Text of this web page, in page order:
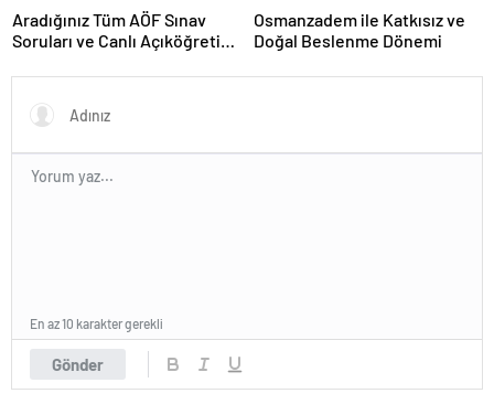
Aradığınız Tüm AÖF Sınav
Soruları ve Canlı Açıköğretim
Osmanzadem ile Katkısız ve
Doğal Beslenme Dönemi
Gönder
En az 10 karakter gerekli